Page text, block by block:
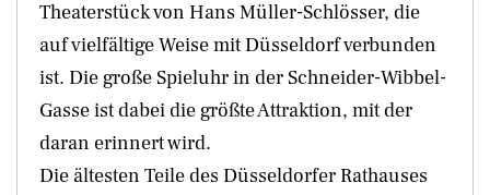
Theaterstück von Hans Müller-Schlösser, die
auf vielfältige Weise mit Düsseldorf verbunden
ist. Die große Spieluhr in der Schneider-Wibbel-
Gasse ist dabei die größte Attraktion, mit der
daran erinnert wird.
Die ältesten Teile des Düsseldorfer Rathauses